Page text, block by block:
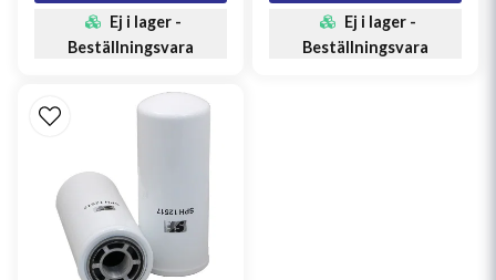
Ej i lager -
Beställningsvara
Ej i lager -
Beställningsvara